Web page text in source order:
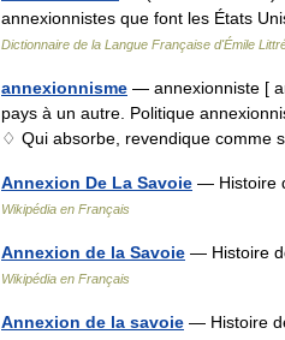
annexionnistes que font les États
Dictionnaire de la Langue Française d'Émile
annexionnisme — annexionniste [
pays à un autre. Politique
♢ Qui absorbe, revendique
Annexion De La Savoie — Histoire
Wikipédia en Français
Annexion de la Savoie — Histoire
Wikipédia en Français
Annexion de la savoie — Histoire